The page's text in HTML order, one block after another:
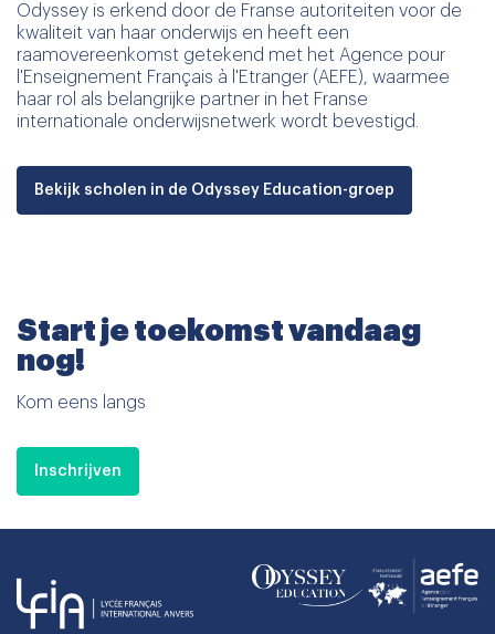
Odyssey is erkend door de Franse autoriteiten voor de
kwaliteit van haar onderwijs en heeft een
raamovereenkomst getekend met het Agence pour
l'Enseignement Français à l'Etranger (AEFE), waarmee
haar rol als belangrijke partner in het Franse
internationale onderwijsnetwerk wordt bevestigd.
Bekijk scholen in de Odyssey Education-groep
Start je toekomst vandaag
nog!
Kom eens langs
Inschrijven